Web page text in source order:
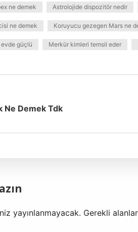
ne demek Astrolojide dispozitör nedir
ne demek Koruyucu gezegen Mars ne
güçlü Merkür kimleri temsil eder
Ne Demek Tdk
yayınlanmayacak. Gerekli alanlar